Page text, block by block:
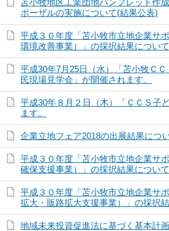
苫小牧地区工業団地パンフレット作
ポーザルの実施について(結果公表)
平成３０年度「苫小牧市立地企業サ
環境改善事業）」の採択結果について
平成30年7月25日（水）「苫小牧Ｃ
民現場見学会」が開催されます。
平成30年８月２日（木）「ＣＣＳ子
ます。
企業立地フェア2018の出展結果につ
平成３０年度「苫小牧市立地企業サ
確保支援事業）」の採択結果について
平成３０年度「苫小牧市立地企業サ
拡大・販路拡大支援事業）」の採択
地域未来投資促進法に基づく基本計